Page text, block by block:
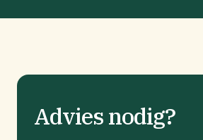
Advies nodig?